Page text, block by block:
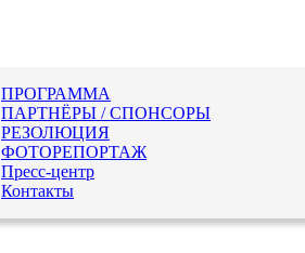
ПРОГРАММА
ПАРТНЁРЫ / СПОНСОРЫ
РЕЗОЛЮЦИЯ
ФОТОРЕПОРТАЖ
Пресс-центр
Контакты